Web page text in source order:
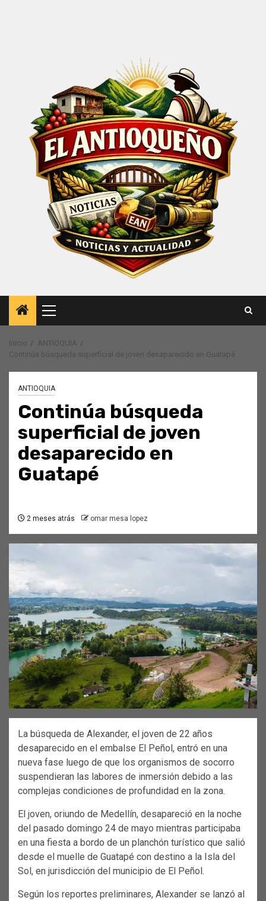
Menú
principal
Inicio
ANTIOQUIA
Continúa búsqueda superficial de joven desaparecido en Guatapé
ANTIOQUIA
Continúa búsqueda
superficial de joven
desaparecido en
Guatapé
2 meses atrás omar mesa lopez
La búsqueda de Alexander, el joven de 22 años
desaparecido en el embalse El Peñol, entró en una
nueva fase luego de que los organismos de socorro
suspendieran las labores de inmersión debido a las
complejas condiciones de profundidad en la zona.
El joven, oriundo de Medellín, desapareció en la noche
del pasado domingo 24 de mayo mientras participaba
en una fiesta a bordo de un planchón turístico que salió
desde el muelle de Guatapé con destino a la Isla del
Sol, en jurisdicción del municipio de El Peñol.
Según los reportes preliminares, Alexander se lanzó al